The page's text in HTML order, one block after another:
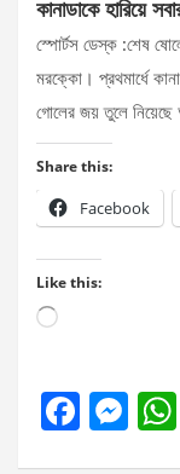
কানাডাকে হারিয়ে
স্পোর্টস ডেস্ক :শেষ
মরক্কো। প্রথমার্ধে
গোলের জয় তুলে নিয়েছে
Share this:
Facebook
Like this:
Loading…
F
M